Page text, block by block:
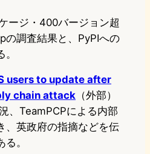
ージ・400バージョン超
の調査結果と、PyPIへの
users to update after
chain attack （外部）
、TeamPCPによる内部
、英政府の指摘などを伝
。